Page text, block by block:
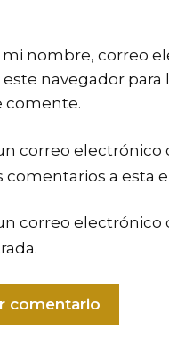
mi nombre, correo
navegador para
comente.
correo electrónico
comentarios a esta
correo electrónico